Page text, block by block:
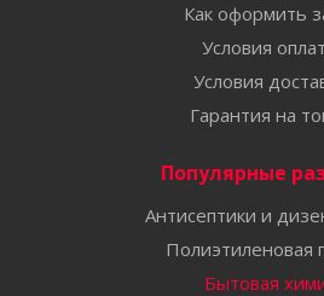
Как оформить
Условия
Условия
Гарантия на
Популярные
Антисептики и
Полиэтиленовая
Бытовая